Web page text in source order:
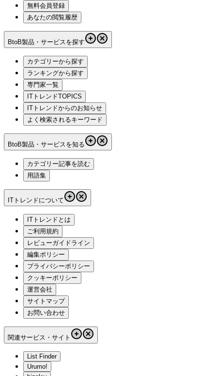
無料会員登録
あなたの閲覧履歴
BtoB製品・サービスを探す
カテゴリーから探す
ランキングから探す
専門家一覧
ITトレンドTOPICS
ITトレンドからのお知らせ
よく検索されるキーワード
BtoB製品・サービスを知る
カテゴリー記事を読む
用語集
ITトレンドについて
ITトレンドとは
ご利用規約
レビューガイドライン
編集ポリシー
プライバシーポリシー
クッキーポリシー
運営会社
サイトマップ
お問い合わせ
関連サービス・サイト
List Finder
Urumo!